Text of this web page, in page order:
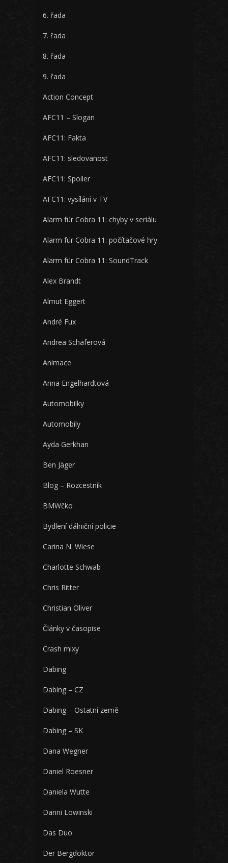
6. řada
7. řada
8. řada
9. řada
Action Concept
AFC11 – Slogan
AFC11: Fakta
AFC11: sledovanost
AFC11: Spoiler
AFC11: vysílání v TV
Alarm für Cobra 11: chyby v seriálu
Alarm für Cobra 11: počítačové hry
Alarm für Cobra 11: SoundTrack
Alex Brandt
Almut Eggert
André Fux
Andrea Schäferová
Animace
Anna Engelhardtová
Automobilky
Automobily
Ayda Gerkhan
Ben Jäger
Blog – Rozcestník
BMWčko
Bydlení dálniční policie
Carina N. Wiese
Charlotte Schwab
Chris Ritter
Christian Oliver
Články v časopise
Crash mixy
Dabing
Dabing – CZ
Dabing – Ostatní země
Dabing – SK
Dana Wegner
Daniel Roesner
Daniela Wutte
Danni Lowinski
Das Duo
Der Bergdoktor